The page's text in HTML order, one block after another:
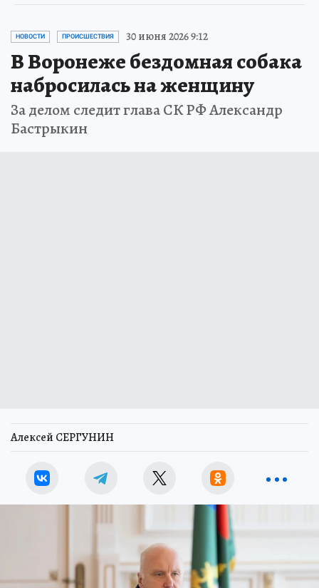
НОВОСТИ ПРОИСШЕСТВИЯ 30 июня 2026 9:12
В Воронеже бездомная собака
набросилась на женщину
За делом следит глава СК РФ Александр
Бастрыкин
Алексей СЕРГУНИН